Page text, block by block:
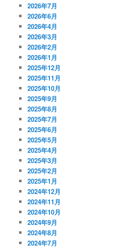
2026年7月
2026年6月
2026年4月
2026年3月
2026年2月
2026年1月
2025年12月
2025年11月
2025年10月
2025年9月
2025年8月
2025年7月
2025年6月
2025年5月
2025年4月
2025年3月
2025年2月
2025年1月
2024年12月
2024年11月
2024年10月
2024年9月
2024年8月
2024年7月